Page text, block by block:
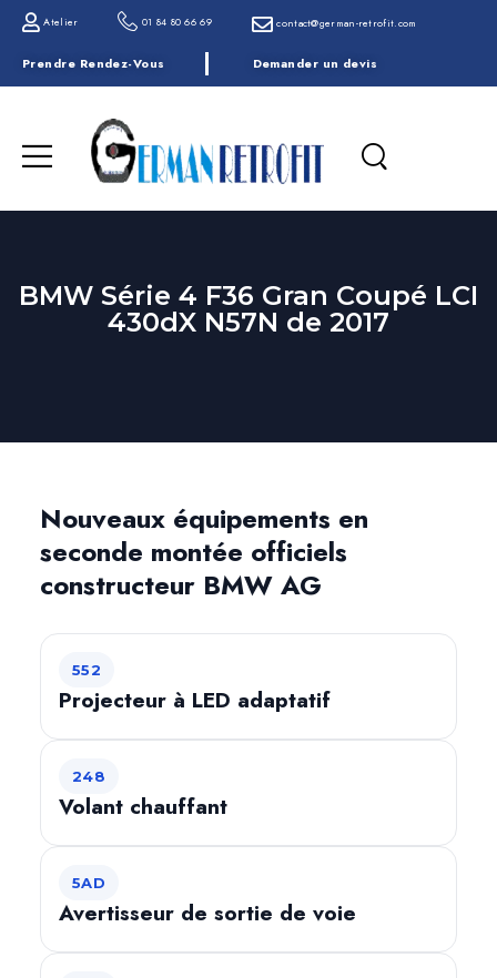
Atelier 01 84 80 66 69 contact@german-retrofit.com
Prendre Rendez-Vous Demander un devis
BMW Série 4 F36 Gran Coupé LCI
430dX N57N de 2017
Nouveaux équipements en
seconde montée officiels
constructeur BMW AG
552
Projecteur à LED adaptatif
248
Volant chauffant
5AD
Avertisseur de sortie de voie